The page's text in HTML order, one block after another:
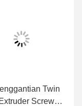
Twin
Screw